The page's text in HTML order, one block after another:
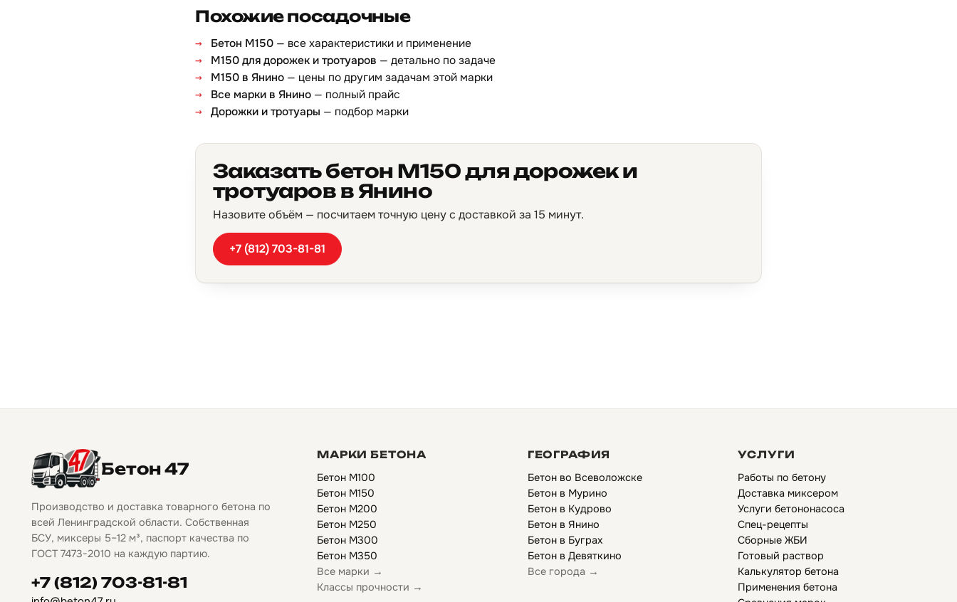
Похожие посадочные
Бетон М150 — все характеристики и применение
М150 для дорожек и тротуаров — детально по задаче
М150 в Янино — цены по другим задачам этой марки
Все марки в Янино — полный прайс
Дорожки и тротуары — подбор марки
Заказать бетон М150 для дорожек и
тротуаров в Янино
Назовите объём — посчитаем точную цену с доставкой за 15 минут.
+7 (812) 703-81-81
Бетон 47
Производство и доставка товарного бетона по
всей Ленинградской области. Собственная
БСУ, миксеры 5–12 м³, паспорт качества по
ГОСТ 7473-2010 на каждую партию.
+7 (812) 703-81-81
МАРКИ БЕТОНА
Бетон М100
Бетон М150
Бетон М200
Бетон М250
Бетон М300
Бетон М350
Все марки →
Классы прочности →
ГЕОГРАФИЯ
Бетон во Всеволожске
Бетон в Мурино
Бетон в Кудрово
Бетон в Янино
Бетон в Буграх
Бетон в Девяткино
Все города →
УСЛУГИ
Работы по бетону
Доставка миксером
Услуги бетононасоса
Спец-рецепты
Сборные ЖБИ
Готовый раствор
Калькулятор бетона
Применения бетона